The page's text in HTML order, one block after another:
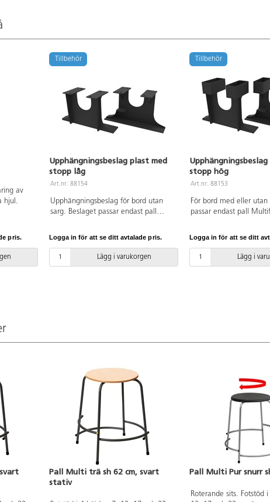
av
hjul.
pris.
Tillbehör
Upphängningsbeslag plast med
stopp låg
Art.nr: 88154
Upphängningsbeslag för bord utan
sarg. Beslaget passar endast pall
Logga in för att se ditt avtalade pris.
Lägg i varukorgen
Tillbehör
stopp hög
Art.nr: 88153
För bord med eller utan
passar endast pall
Logga in för att se ditt
Lägg i
Pall Multi trä sh 62 cm, svart
stativ
Pall Multi Pur snurr
Roterande sits. Fotstöd